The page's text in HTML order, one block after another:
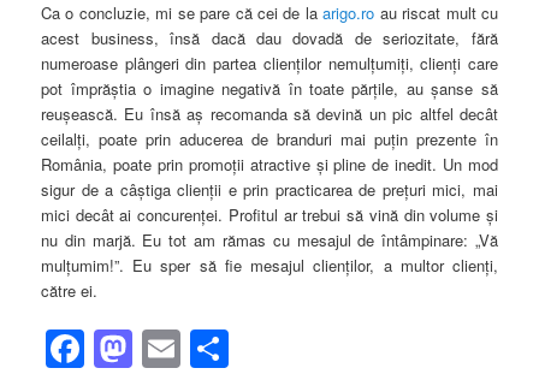
Ca o concluzie, mi se pare că cei de laarigo.ro au riscat mult cu
acest business, însă dacă dau dovadă de seriozitate, fără
numeroase plângeri din partea clienţilor nemulţumiţi, clienţi care
pot împrăştia o imagine negativă în toate părţile, au şanse să
reuşească. Eu însă aş recomanda să devină un pic altfel decât
ceilalţi, poate prin aducerea de branduri mai puţin prezente în
România, poate prin promoţii atractive şi pline de inedit. Un mod
sigur de a câştiga clienţii e prin practicarea de preţuri mici, mai
mici decât ai concurenţei. Profitul ar trebui să vină din volume şi
nu din marjă. Eu tot am rămas cu mesajul de întâmpinare: „Vă
mulţumim!”. Eu sper să fie mesajul clienţilor, a multor clienţi,
către ei.
Facebook
Mastodon
Email